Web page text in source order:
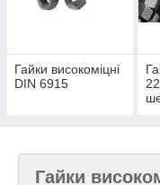
Гайки високоміцні
DIN 6915
Гайки